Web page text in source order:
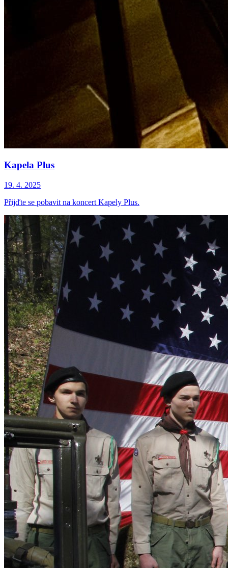
Kapela Plus
19. 4. 2025
Přijďte se pobavit na koncert Kapely Plus.